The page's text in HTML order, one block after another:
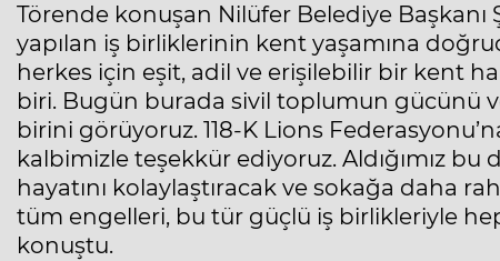
Törende konuşan Nilüfer Belediye
yapılan iş birliklerinin kent yaşamına
herkes için eşit, adil ve erişilebilir bir kent
biri. Bugün burada sivil toplumun gücünü
birini görüyoruz. 118-K Lions
kalbimizle teşekkür ediyoruz. Aldığımız bu
hayatını kolaylaştıracak ve sokağa daha
tüm engelleri, bu tür güçlü iş birlikleriyle
konuştu.